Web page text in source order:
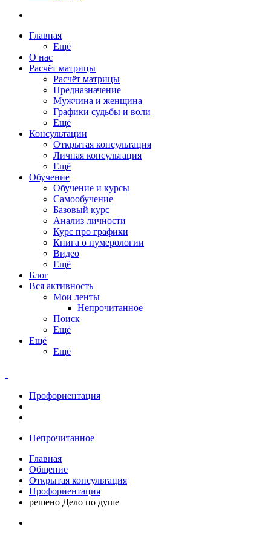
Главная
Ещё
О нас
Расчёт матрицы
Расчёт матрицы
Предназначение
Мужчина и женщина
Графики судьбы и воли
Ещё
Консультации
Открытая консультация
Личная консультация
Ещё
Обучение
Обучение и курсы
Самообучение
Базовый курс
Анализ личности
Курс про графики
Книга о нумерологии
Видео
Ещё
Блог
Вся активность
Мои ленты
Непрочитанное
Поиск
Ещё
Ещё
Ещё
Профориентация
Непрочитанное
Главная
Общение
Открытая консультация
Профориентация
решено Дело по душе